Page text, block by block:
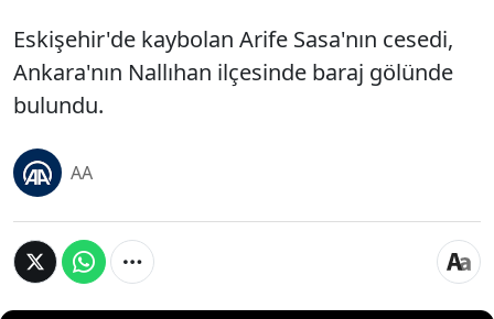
Eskişehir'de kaybolan Arife Sasa'nın cesedi,
Ankara'nın Nallıhan ilçesinde baraj gölünde
bulundu.
AA